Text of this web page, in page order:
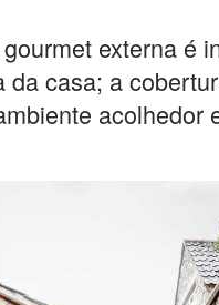
externa é
da casa; a
acolhedor